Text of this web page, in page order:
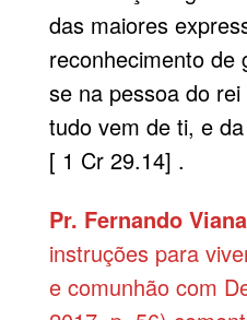
das maiores
reconhecimento de
se na pessoa do
tudo vem de ti, e
[ 1 Cr 29.14] .
Pr. Fernando Viana
instruções para
e comunhão com